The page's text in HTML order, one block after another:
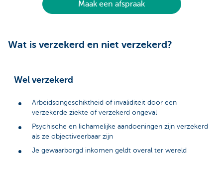
Maak een afspraak
Wat is verzekerd en niet verzekerd?
Wel verzekerd
Arbeidsongeschiktheid of invaliditeit door een
verzekerde ziekte of verzekerd ongeval
Psychische en lichamelijke aandoeningen zijn verzekerd
als ze objectiveerbaar zijn
Je gewaarborgd inkomen geldt overal ter wereld